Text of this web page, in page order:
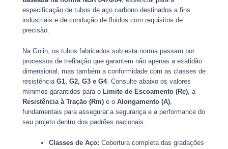
especificação de tubos de aço carbono destinados a fins
industriais e de condução de fluidos com requisitos de
precisão.
Na Golin, os tubos fabricados sob esta norma passam por
processos de trefilação que garantem não apenas a exatidão
dimensional, mas também a conformidade com as classes de
resistência G1, G2, G3 e G4. Consulte abaixo os valores
mínimos garantidos para o Limite de Escoamento (Re), a
Resistência à Tração (Rm)e o Alongamento (A),
fundamentais para assegurar a segurança e a performance do
seu projeto dentro dos padrões nacionais.
Classes de Aço: Cobertura completa das gradações